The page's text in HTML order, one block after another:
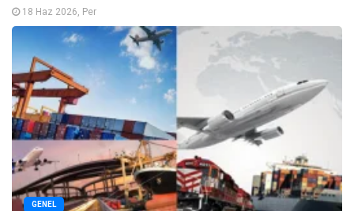
18 Haz 2026, Per
GENEL